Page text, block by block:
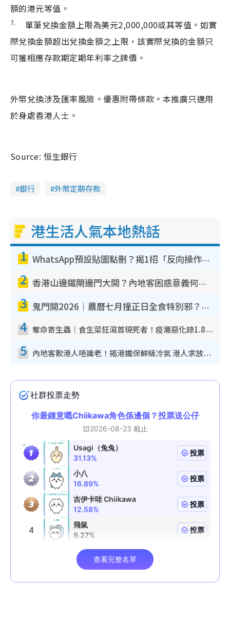
額的港元等值。
7.
單筆兌換金額上限為美元2,000,000或其等值。如實
際兌換金額超出兌換金額之上限，該實際兌換的金額只
可獲相應存款期定期年利率之牌價。
外幣兌換涉及匯率風險。優惠附帶條款。本推廣只適用
於身處香港人士。
Source: 恒生銀行
銀行 外幣定期存款
港生活人氣本地熱話
1 WhatsApp預設貼圖點刪？揭1招「反向操作」還原簡潔介面 附3步實測教學
2 香港山邊鐵閘邊門大開？內地客困惑意義何在！網民神回覆：呢種叫法理性防禦
3 鬼門開2026｜農曆七月撞正日全食特別邪？專家警告切忌做一事！揭4大禁忌+2招保平安
4 奪命寄生蟲｜食生菜狂瀉首現死者！疫潮惡化錄1.8萬宗病例 揭洗菜3大謬誤
5 內地客歎港人唔識老！揭港鐵保鮮級冷氣 港人求放過：咪投訴